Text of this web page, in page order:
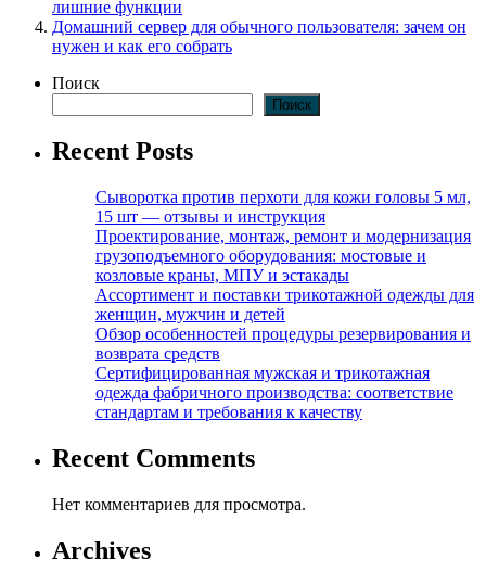
лишние функции
Домашний сервер для обычного пользователя: зачем он
нужен и как его собрать
Поиск
Поиск
Recent Posts
Сыворотка против перхоти для кожи головы 5 мл,
15 шт — отзывы и инструкция
Проектирование, монтаж, ремонт и модернизация
грузоподъемного оборудования: мостовые и
козловые краны, МПУ и эстакады
Ассортимент и поставки трикотажной одежды для
женщин, мужчин и детей
Обзор особенностей процедуры резервирования и
возврата средств
Сертифицированная мужская и трикотажная
одежда фабричного производства: соответствие
стандартам и требования к качеству
Recent Comments
Нет комментариев для просмотра.
Archives